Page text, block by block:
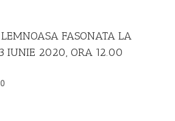
FASONATA LA
IUNIE 2020, ORA 12.00